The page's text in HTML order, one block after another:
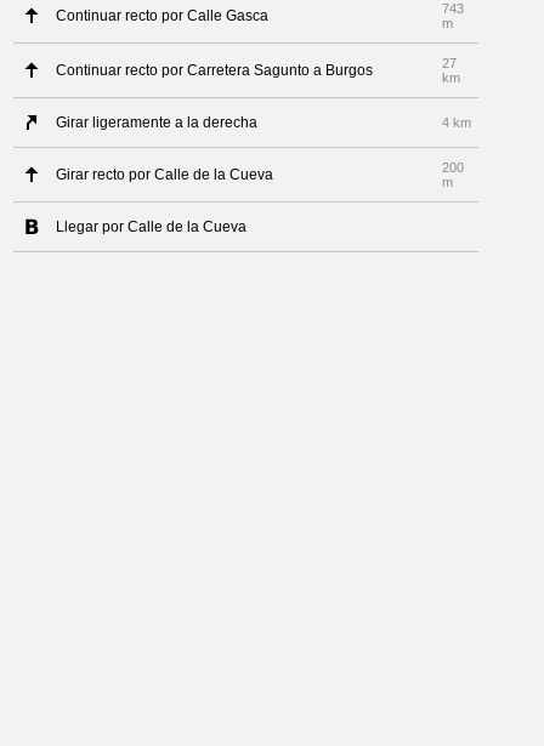
Continuar recto por Calle Gasca
743
m
Continuar recto por Carretera Sagunto a Burgos
27
km
Girar ligeramente a la derecha 4 km
Girar recto por Calle de la Cueva
200
m
Llegar por Calle de la Cueva